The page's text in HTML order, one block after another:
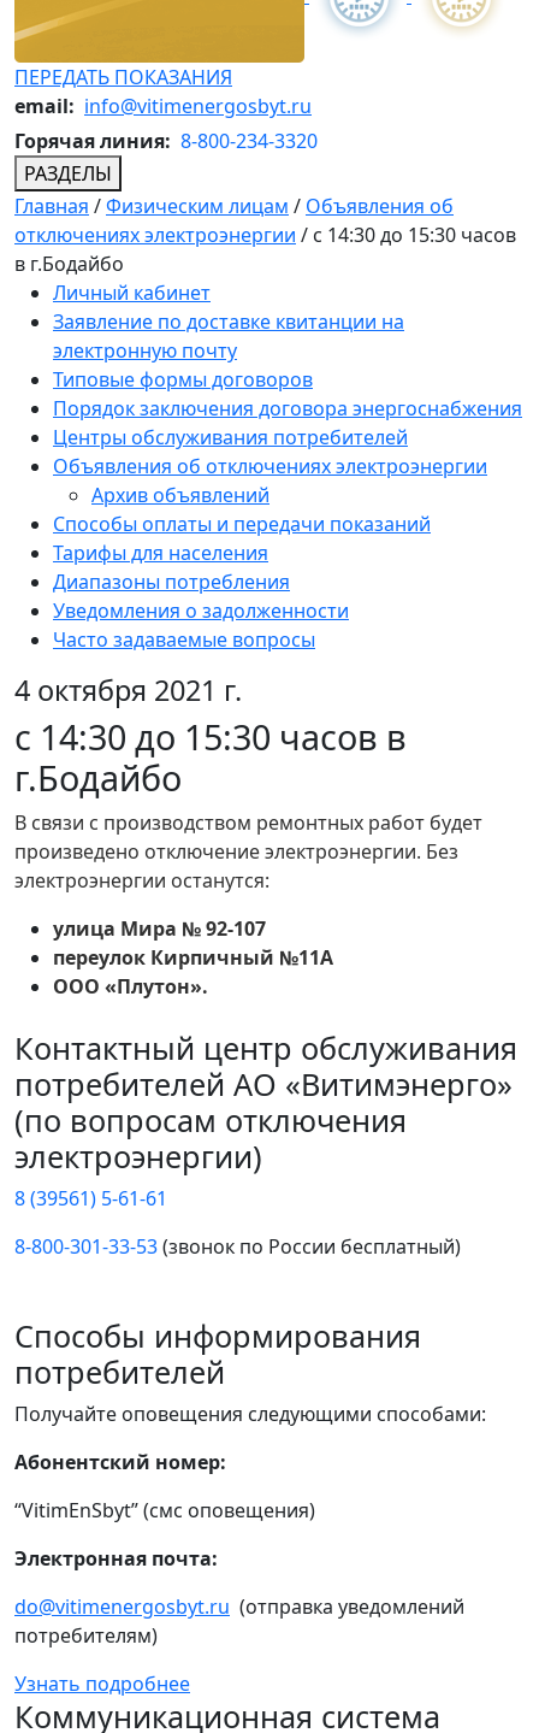
ПЕРЕДАТЬ ПОКАЗАНИЯ
email: info@vitimenergosbyt.ru
Горячая линия: 8-800-234-3320
РАЗДЕЛЫ
Главная /Физическим лицам / Объявления об
отключениях электроэнергии / с 14:30 до 15:30 часов
в г.Бодайбо
Личный кабинет
Заявление по доставке квитанции на
электронную почту
Типовые формы договоров
Порядок заключения договора энергоснабжения
Центры обслуживания потребителей
Объявления об отключениях электроэнергии
Архив объявлений
Способы оплаты и передачи показаний
Тарифы для населения
Диапазоны потребления
Уведомления о задолженности
Часто задаваемые вопросы
4 октября 2021 г.
с 14:30 до 15:30 часов в
г.Бодайбо
В связи с производством ремонтных работ будет
произведено отключение электроэнергии. Без
электроэнергии останутся:
улица Мира № 92-107
переулок Кирпичный №11А
ООО «Плутон».
Контактный центр обслуживания
потребителей АО «Витимэнерго»
(по вопросам отключения
электроэнергии)
8 (39561) 5-61-61
8-800-301-33-53(звонок по России бесплатный)
Способы информирования
потребителей
Получайте оповещения следующими способами:
Абонентский номер:
“VitimEnSbyt” (смс оповещения)
Электронная почта:
do@vitimenergosbyt.ru (отправка уведомлений
потребителям)
Узнать подробнее
Коммуникационная система